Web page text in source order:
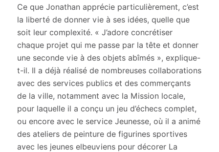
Ce que Jonathan apprécie particulièrement, c’est
la liberté de donner vie à ses idées, quelle que
soit leur complexité. « J’adore concrétiser
chaque projet qui me passe par la tête et donner
une seconde vie à des objets abîmés », explique-
t-il. Il a déjà réalisé de nombreuses collaborations
avec des services publics et des commerçants
de la ville, notamment avec la Mission locale,
pour laquelle il a conçu un jeu d’échecs complet,
ou encore avec le service Jeunesse, où il a animé
des ateliers de peinture de figurines sportives
avec les jeunes elbeuviens pour décorer La